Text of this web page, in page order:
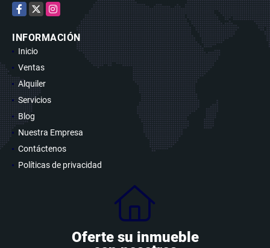
Facebook
X Instagram
INFORMACIÓN
Inicio
Ventas
Alquiler
Servicios
Blog
Nuestra Empresa
Contáctenos
Políticas de privacidad
Oferte su inmueble